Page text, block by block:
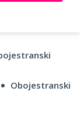
Obojestranski